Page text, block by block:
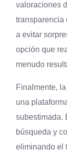
valoraciones
transparencia
a evitar
opción que
menudo
Finalmente,
una
subestimada.
búsqueda y
eliminando el